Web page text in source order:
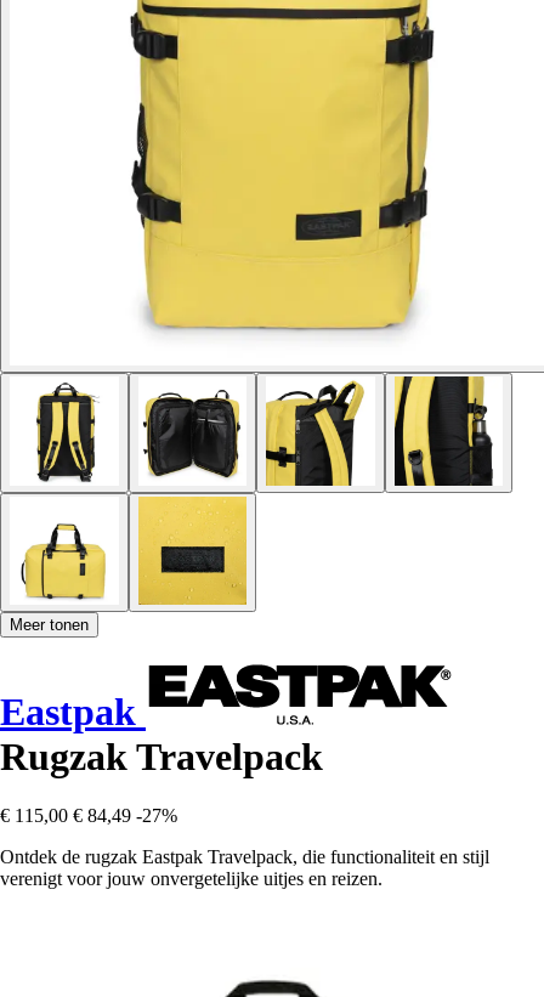
Meer tonen
Eastpak
Rugzak Travelpack
€ 115,00 € 84,49 -27%
Ontdek de rugzak Eastpak Travelpack, die functionaliteit en stijl
verenigt voor jouw onvergetelijke uitjes en reizen.